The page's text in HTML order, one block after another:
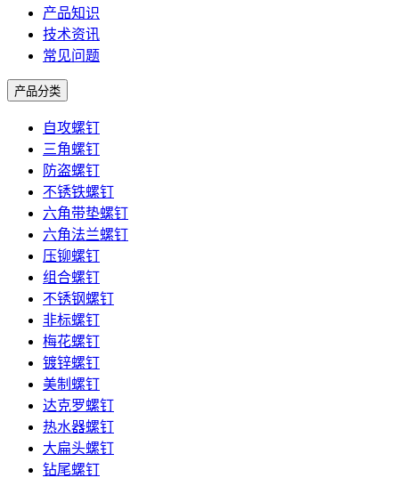
产品知识
技术资讯
常见问题
产品分类
自攻螺钉
三角螺钉
防盗螺钉
不锈铁螺钉
六角带垫螺钉
六角法兰螺钉
压铆螺钉
组合螺钉
不锈钢螺钉
非标螺钉
梅花螺钉
镀锌螺钉
美制螺钉
达克罗螺钉
热水器螺钉
大扁头螺钉
钻尾螺钉